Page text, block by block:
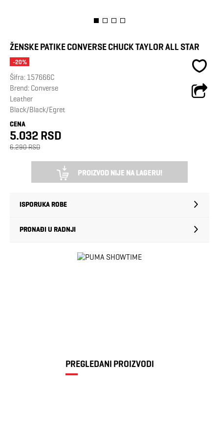
ŽENSKE PATIKE CONVERSE CHUCK TAYLOR ALL STAR
-20%
Šifra: 157666C
Brend: Converse
Leather
Black/Black/Egret
CENA
5.032 RSD
6.290 RSD
PROIZVOD NIJE NA LAGERU!
ISPORUKA ROBE
PRONAĐI U RADNJI
PREGLEDANI PROIZVODI